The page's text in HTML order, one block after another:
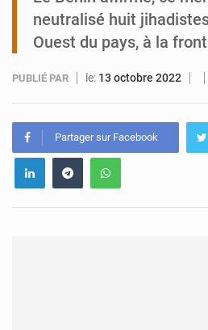
neutralisé huit
Ouest du pays, à la
PUBLIÉ PAR le: 13 octobre 2022
Partager sur Facebook